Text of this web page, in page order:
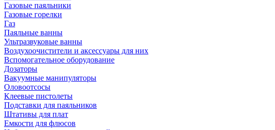
Газовые паяльники
Газовые горелки
Газ
Паяльные ванны
Ультразвуковые ванны
Воздухоочистители и аксессуары для них
Вспомогательное оборудование
Дозаторы
Вакуумные манипуляторы
Оловоотсосы
Клеевые пистолеты
Подставки для паяльников
Штативы для плат
Емкости для флюсов